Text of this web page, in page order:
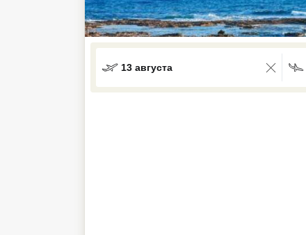
13 августа
Большой Сочи